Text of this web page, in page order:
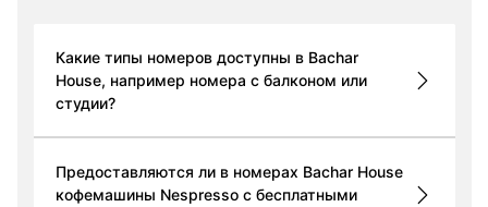
Какие типы номеров доступны в Bachar
House, например номера с балконом или
студии?
Предоставляются ли в номерах Bachar House
кофемашины Nespresso с бесплатными